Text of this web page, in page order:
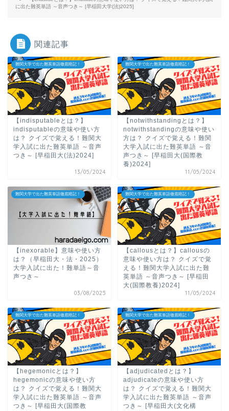
に出た難英単語 ～音声つき～ [早稲田大学(法)2025]
関連記事
難関大学で出た難英単語徹底暗記！
【indisputableとは？】
indisputableの意味や使い方
は？ クイズで覚える！難関大
学入試に出た難英単語 ～音声
つき～ [早稲田大(法)2024]
13/05/2024
難関大学で出た難英単語徹底暗記！
【notwithstandingとは？】
notwithstandingの意味や使い
方は？ クイズで覚える！難関
大学入試に出た難英単語 ～音
声つき～ [早稲田大(国際教
養)2024]
11/05/2024
難関大学で出た難英単語徹底暗記！
【inexorable】意味や使い方
は？（早稲田大・法・2025）
大学入試に出た！難単語～音
声つき～
03/08/2025
難関大学で出た難英単語徹底暗記！
【callousとは？】callousの
意味や使い方は？ クイズで覚
える！難関大学入試に出た難
英単語 ～音声つき～ [早稲田
大(国際教養)2024]
11/05/2024
難関大学で出た難英単語徹底暗記！
【hegemonicとは？】
hegemonicの意味や使い方
は？ クイズで覚える！難関大
学入試に出た難英単語 ～音声
つき～ [早稲田大(国際教
難関大学で出た難英単語徹底暗記！
【adjudicatedとは？】
adjudicateの意味や使い方
は？ クイズで覚える！難関大
学入試に出た難英単語 ～音声
つき～ [早稲田大(文化構